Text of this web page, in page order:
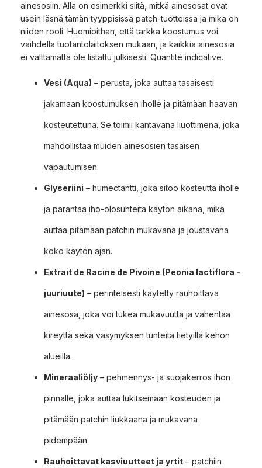
ainesosiin. Alla on esimerkki siitä, mitkä ainesosat ovat
usein läsnä tämän tyyppisissä patch-tuotteissa ja mikä on
niiden rooli. Huomioithan, että tarkka koostumus voi
vaihdella tuotantolaitoksen mukaan, ja kaikkia ainesosia
ei välttämättä ole listattu julkisesti. Quantité indicative.
Vesi (Aqua) – perusta, joka auttaa tasaisesti
jakamaan koostumuksen iholle ja pitämään haavan
kosteutettuna. Se toimii kantavana liuottimena, joka
mahdollistaa muiden ainesosien tasaisen
vapautumisen.
Glyseriini – humectantti, joka sitoo kosteutta iholle
ja parantaa iho-olosuhteita käytön aikana, mikä
auttaa pitämään patchin mukavana ja joustavana
koko käytön ajan.
Extrait de Racine de Pivoine (Peonia lactiflora -
juuriuute) – perinteisesti käytetty rauhoittava
ainesosa, joka voi tukea mukavuutta ja vähentää
kireyttä sekä väsymyksen tunteita tietyillä kehon
alueilla.
Mineraaliöljy – pehmennys- ja suojakerros ihon
pinnalle, joka auttaa lukitsemaan kosteuden ja
pitämään patchin liukkaana ja mukavana
pidempään.
Rauhoittavat kasviuutteet ja yrtit – patchiin